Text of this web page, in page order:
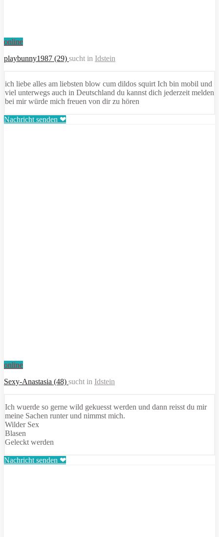
online
playbunny1987 (29) sucht in Idstein
ich liebe alles am liebsten blow cum dildos squirt Ich bin mobil und
viel unterwegs auch in Deutschland du kannst dich jederzeit melden
bei mir würde mich freuen von dir zu hören
Nachricht senden ❤
online
Sexy-Anastasia (48) sucht in Idstein
Ich wuerde so gerne wild gekuesst werden und dann reisst du mir
meine Sachen runter und nimmst mich.
Wilder Sex
Blasen
Geleckt werden
Nachricht senden ❤